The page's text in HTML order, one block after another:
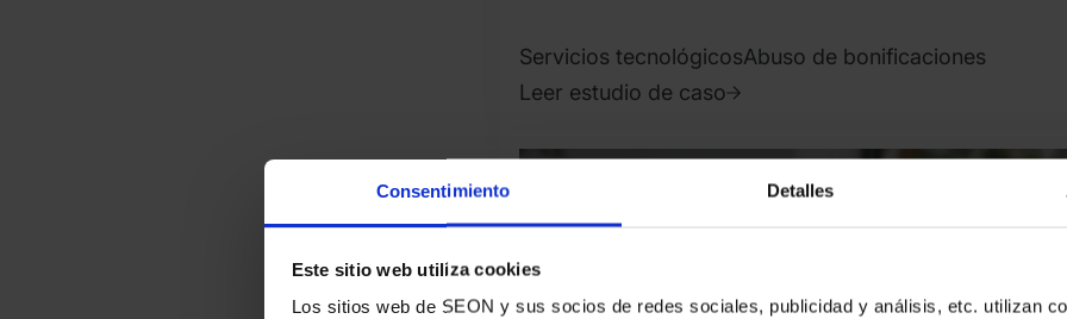
Consentimiento Detalles
Este sitio web utiliza cookies
Los sitios web de SEON y sus socios de redes sociales, publicidad y análisis, etc. utilizan
Servicios tecnológicosAbuso de bonificaciones
Leer estudio de caso
julio
Oliver
Rolinson